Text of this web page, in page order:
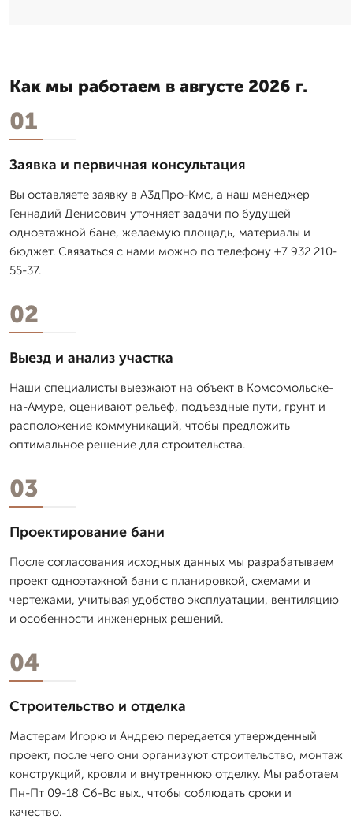
Как мы работаем в августе 2026 г.
01
Заявка и первичная консультация
Вы оставляете заявку в А3дПро-Кмс, а наш менеджер
Геннадий Денисович уточняет задачи по будущей
одноэтажной бане, желаемую площадь, материалы и
бюджет. Связаться с нами можно по телефону +7 932 210-
55-37.
02
Выезд и анализ участка
Наши специалисты выезжают на объект в Комсомольске-
на-Амуре, оценивают рельеф, подъездные пути, грунт и
расположение коммуникаций, чтобы предложить
оптимальное решение для строительства.
03
Проектирование бани
После согласования исходных данных мы разрабатываем
проект одноэтажной бани с планировкой, схемами и
чертежами, учитывая удобство эксплуатации, вентиляцию
и особенности инженерных решений.
04
Строительство и отделка
Мастерам Игорю и Андрею передается утвержденный
проект, после чего они организуют строительство, монтаж
конструкций, кровли и внутреннюю отделку. Мы работаем
Пн-Пт 09-18 Сб-Вс вых., чтобы соблюдать сроки и
качество.